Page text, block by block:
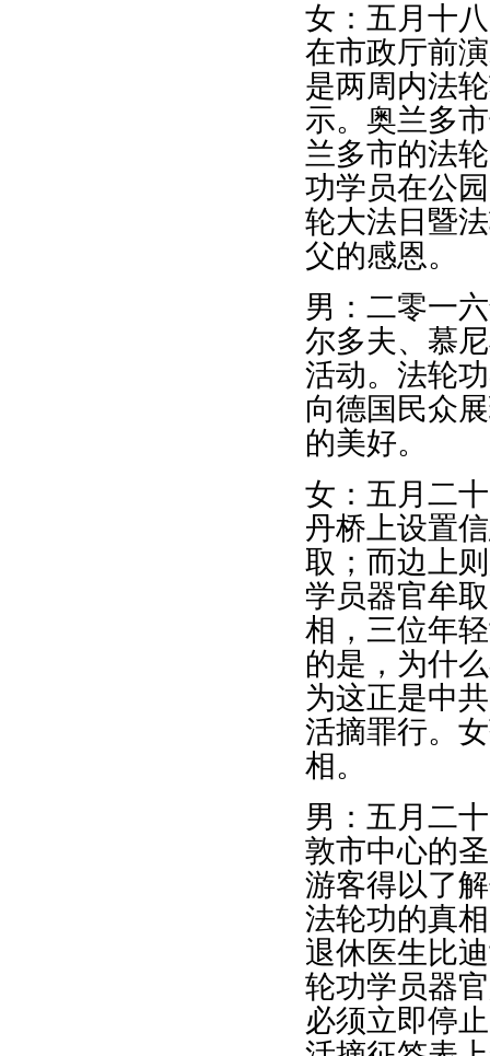
女：五月十
在市政厅前
是两周内法
示。奥兰多
兰多市的法
功学员在公
轮大法日暨
父的感恩。
男：二零一
尔多夫、慕
活动。法轮
向德国民众
的美好。
女：五月二
丹桥上设置
取；而边上
学员器官牟
相，三位年
的是，为什
为这正是中
活摘罪行。
相。
男：五月二
敦市中心的
游客得以了
法轮功的真
退休医生比
轮功学员器
必须立即停